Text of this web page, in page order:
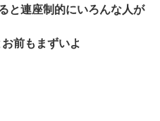
と連座制的にいろんな人が
前もまずいよ